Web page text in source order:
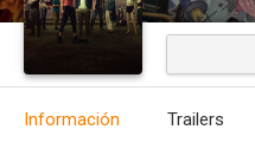
Información Trailers